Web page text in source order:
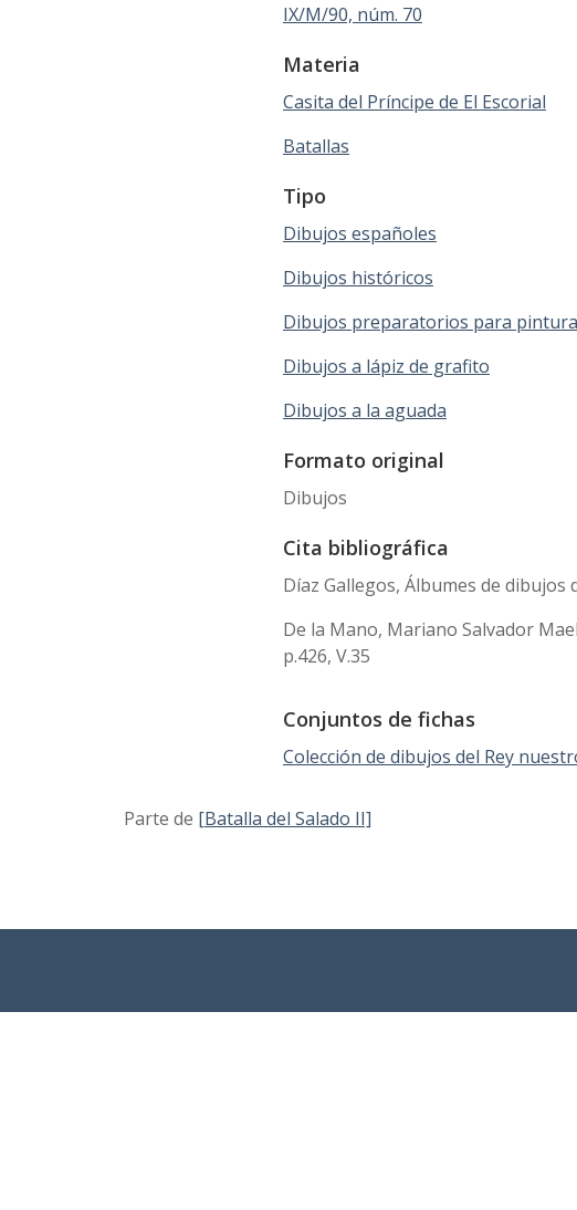
IX/M/90, núm. 70
Materia
Casita del Príncipe de El Escorial
Batallas
Tipo
Dibujos españoles
Dibujos históricos
Dibujos preparatorios para
Dibujos a lápiz de grafito
Dibujos a la aguada
Formato original
Dibujos
Cita bibliográfica
Díaz Gallegos, Álbumes de dibujos
De la Mano, Mariano Salvador
p.426, V.35
Conjuntos de fichas
Colección de dibujos del Rey
Parte de [Batalla del Salado II]